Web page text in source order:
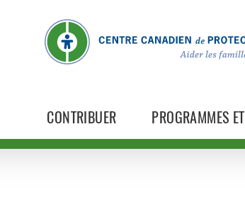
CONTRIBUER PROGRAMMES